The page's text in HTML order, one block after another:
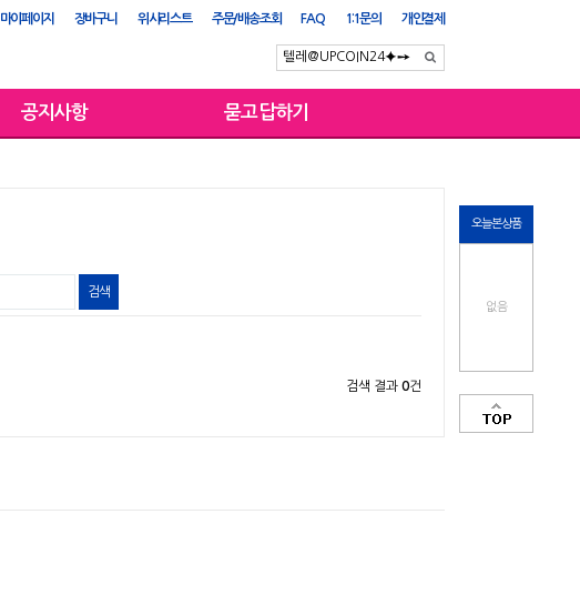
마이페이지 장바구니 위시리스트 주문/배송조회 FAQ 1:1문의 개인결제
공지사항 묻고답하기
오늘본상품
없음
검색 결과 0건